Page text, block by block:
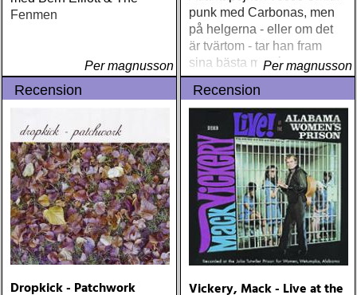
Fenmen
Per magnusson
punk med Carbonas, men
på helgerna - eller om det
är tvärtom - tar han fram
sina bästa manér och inte
bara öppnar dörren åt oss,
han drar t o m ut stolen
innan vi sätter oss
Per magnusson
Recension
Dropkick - Patchwork
Recension
Vickery, Mack - Live at the